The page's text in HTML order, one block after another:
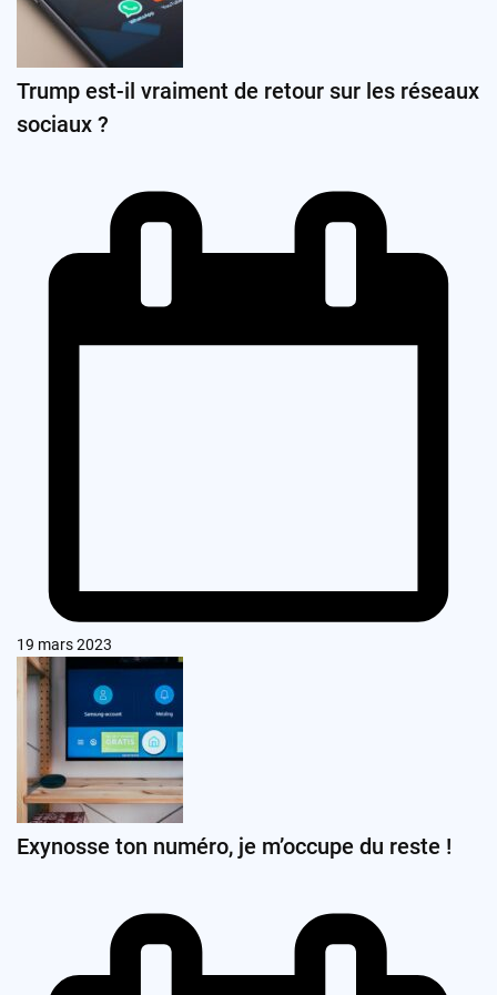
Trump est-il vraiment de retour sur les réseaux
sociaux ?
19 mars 2023
Exynosse ton numéro, je m’occupe du reste !